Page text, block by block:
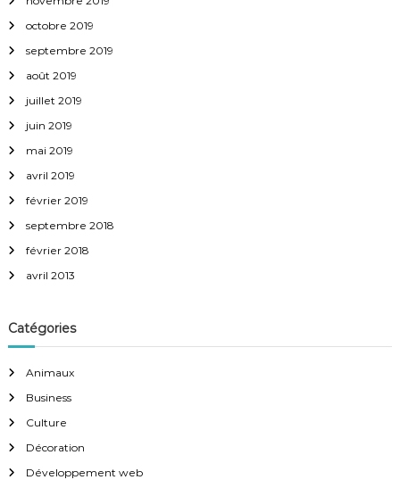
octobre 2019
septembre 2019
août 2019
juillet 2019
juin 2019
mai 2019
avril 2019
février 2019
septembre 2018
février 2018
avril 2013
Catégories
Animaux
Business
Culture
Décoration
Développement web